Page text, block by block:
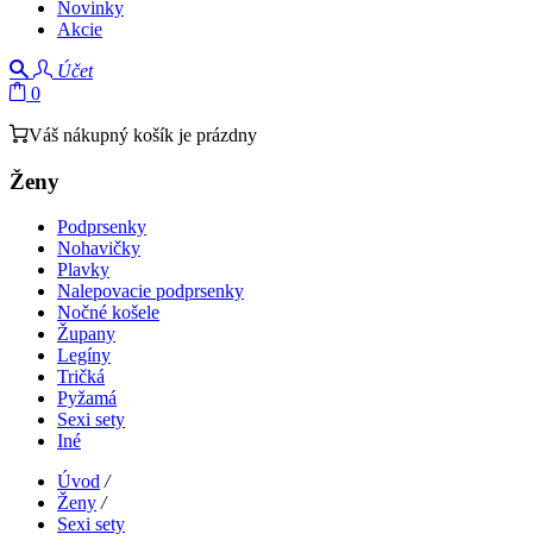
Novinky
Akcie
Účet
0
Váš nákupný košík je prázdny
Ženy
Podprsenky
Nohavičky
Plavky
Nalepovacie podprsenky
Nočné košele
Župany
Legíny
Tričká
Pyžamá
Sexi sety
Iné
Úvod /
Ženy /
Sexi sety